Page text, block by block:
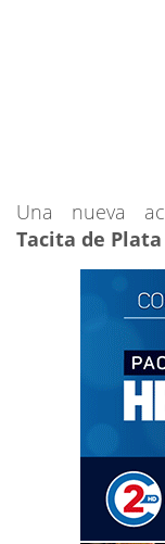
Una nueva
Tacita de Plata